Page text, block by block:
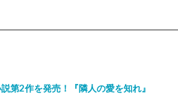
第2作を発売！『隣人の愛を知れ』